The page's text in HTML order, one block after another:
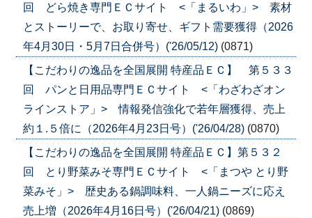
回 どら焼き専門ＥＣサイト <「まるいわ」> 素材
とストーリーで、お取り寄せ、ギフト需要獲得（2026
年4月30日・5月7日合併号）('26/05/12) (0871)
【こだわりの逸品を全国展開 特産品ＥＣ】 第５３３
回 パンと日用品専門ＥＣサイト <「わざわざオン
ラインストア」> 情報発信強化で若年層獲得、売上
約１.５倍に（2026年4月23日号）('26/04/28) (0870)
【こだわりの逸品を全国展開 特産品ＥＣ】第５３２
回 とり野菜みそ専門ＥＣサイト <「まつや とり野
菜みそ」> 歴史ある鍋調味料、一人鍋ニーズに応え
売上増（2026年4月16日号）('26/04/21) (0869)